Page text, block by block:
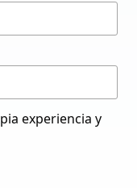
experiencia y